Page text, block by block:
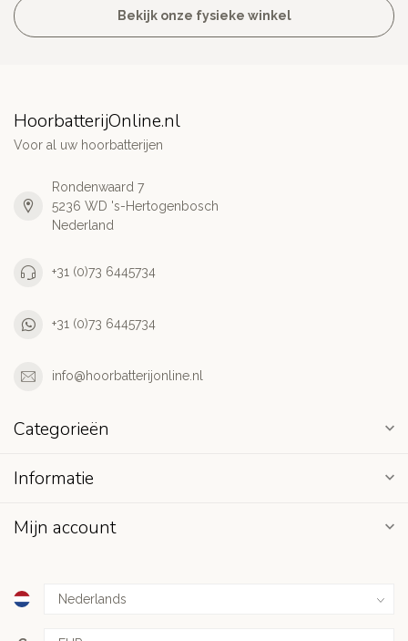
Bekijk onze fysieke winkel
HoorbatterijOnline.nl
Voor al uw hoorbatterijen
Rondenwaard 7
5236 WD 's-Hertogenbosch
Nederland
+31 (0)73 6445734
+31 (0)73 6445734
info@hoorbatterijonline.nl
Categorieën
Informatie
Mijn account